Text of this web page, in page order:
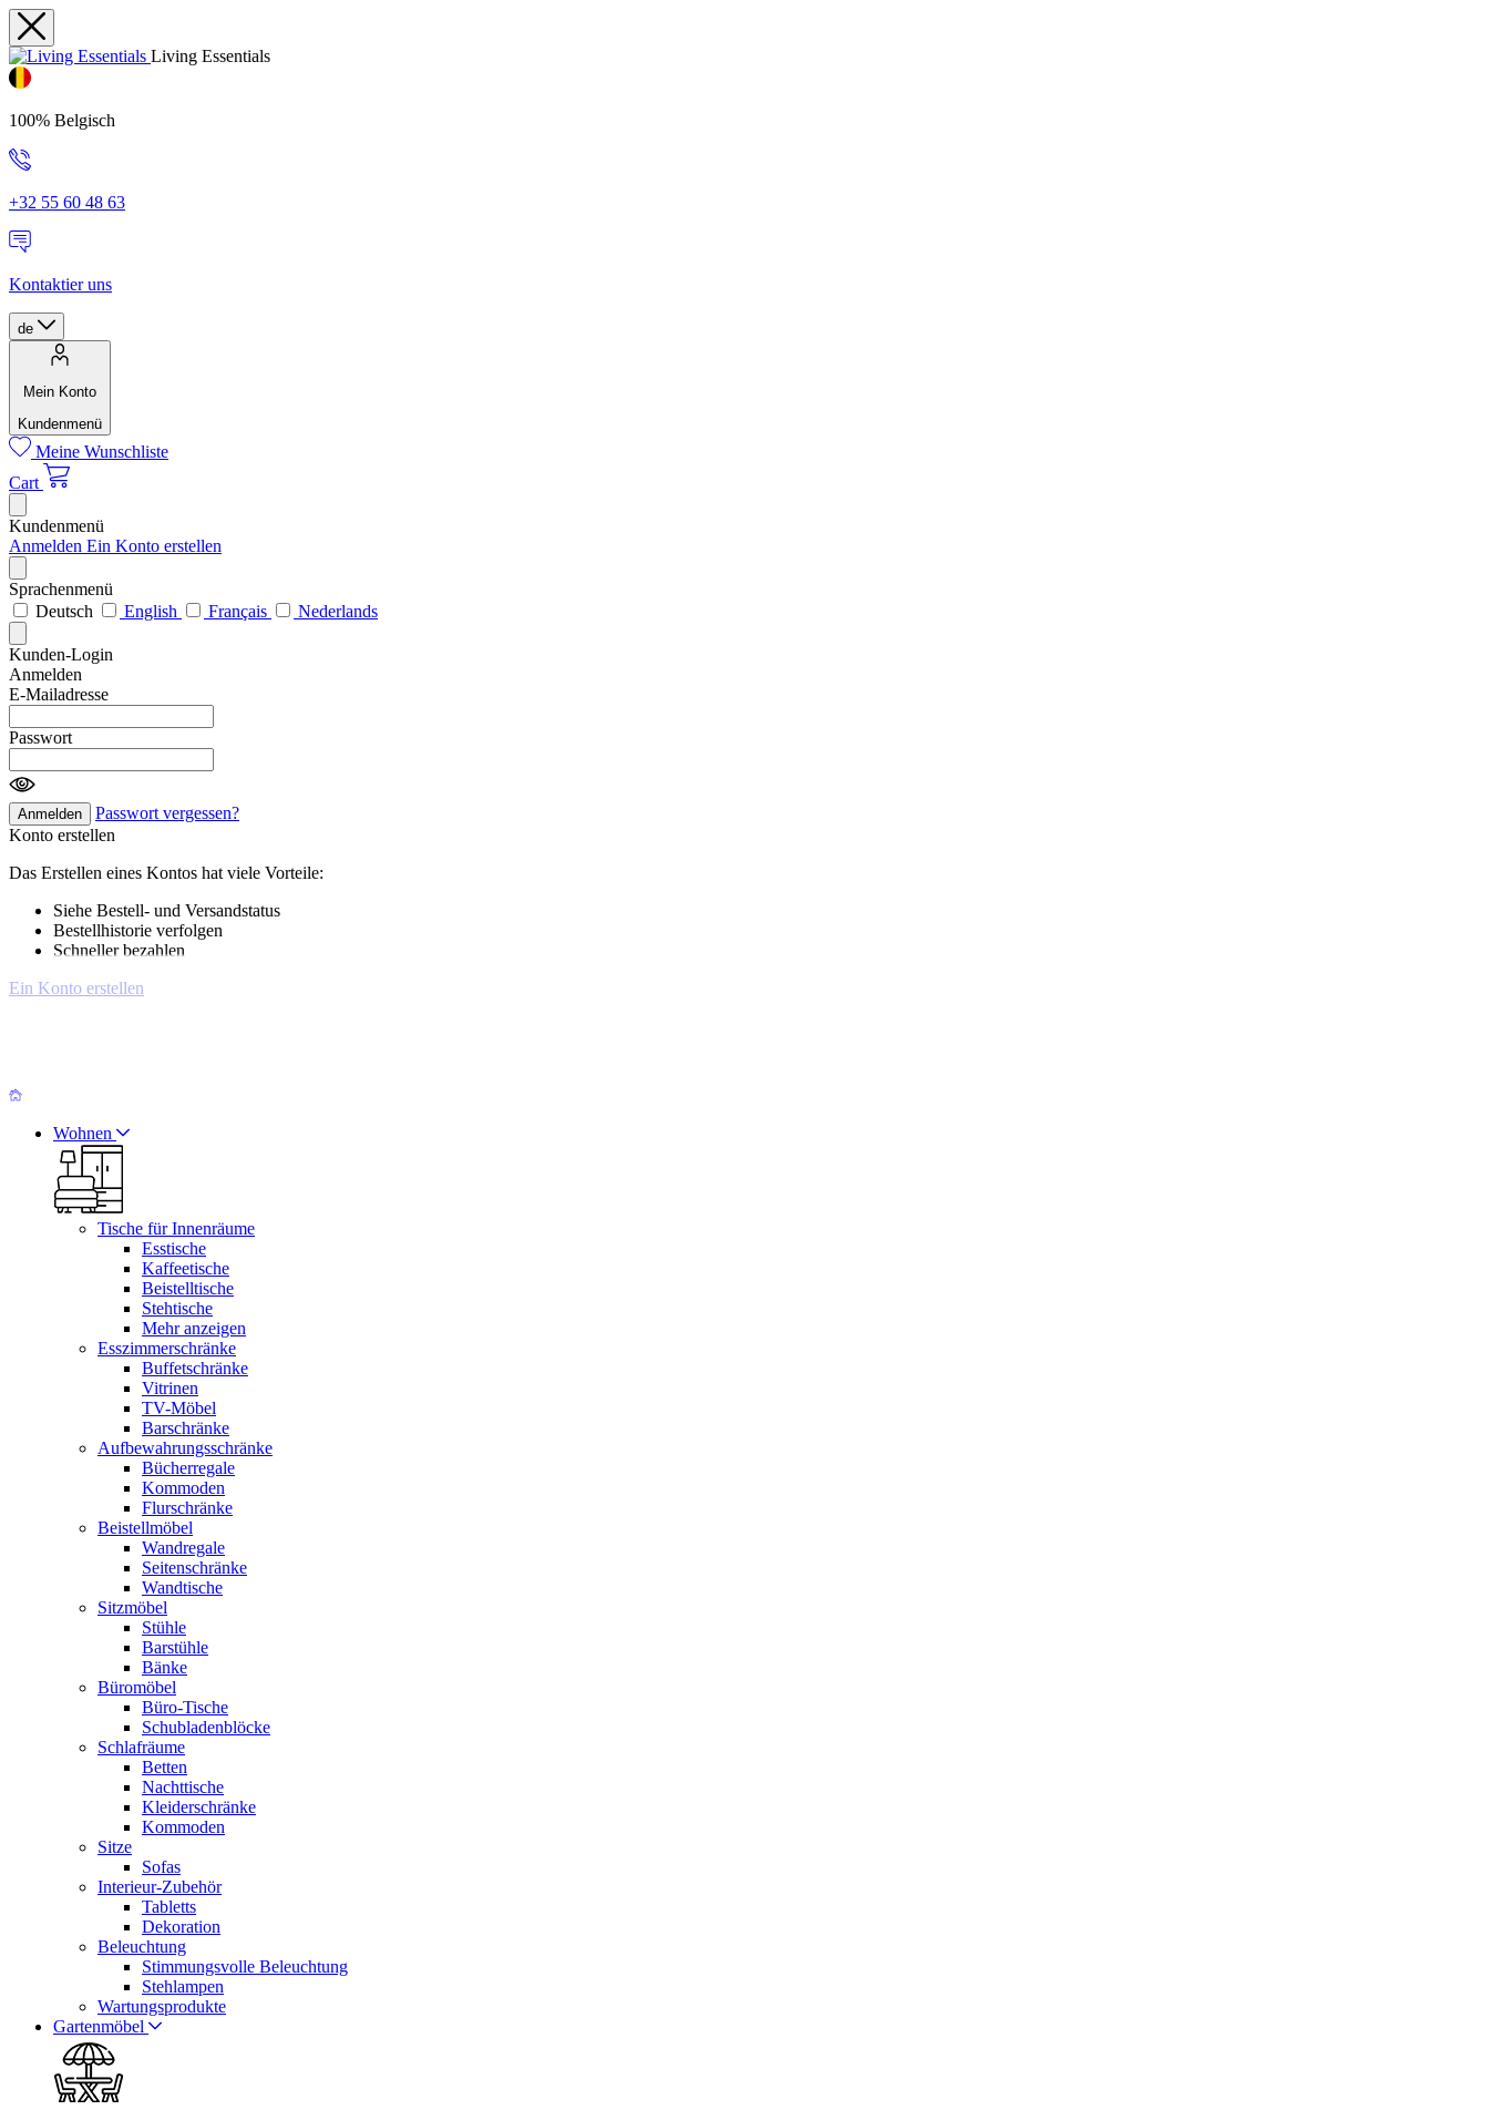
Living Essentials
100% Belgisch
+32 55 60 48 63
Kontaktier uns
de
Mein Konto
Kundenmenü
Meine Wunschliste
Cart
Kundenmenü
Anmelden Ein Konto erstellen
Sprachenmenü
Deutsch
English Français Nederlands
Kunden-Login
Anmelden
E-Mailadresse
Passwort
Anmelden
Passwort vergessen?
Konto erstellen
Das Erstellen eines Kontos hat viele Vorteile:
Siehe Bestell- und Versandstatus
Bestellhistorie verfolgen
Schneller bezahlen
Ein Konto erstellen
Wohnen
Tische für Innenräume
Esstische
Kaffeetische
Beistelltische
Stehtische
Mehr anzeigen
Esszimmerschränke
Buffetschränke
Vitrinen
TV-Möbel
Barschränke
Aufbewahrungsschränke
Bücherregale
Kommoden
Flurschränke
Beistellmöbel
Wandregale
Seitenschränke
Wandtische
Sitzmöbel
Stühle
Barstühle
Bänke
Büromöbel
Büro-Tische
Schubladenblöcke
Schlafräume
Betten
Nachttische
Kleiderschränke
Kommoden
Sitze
Sofas
Interieur-Zubehör
Tabletts
Dekoration
Beleuchtung
Stimmungsvolle Beleuchtung
Stehlampen
Wartungsprodukte
Gartenmöbel